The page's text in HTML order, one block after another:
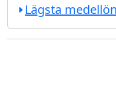
Lägsta